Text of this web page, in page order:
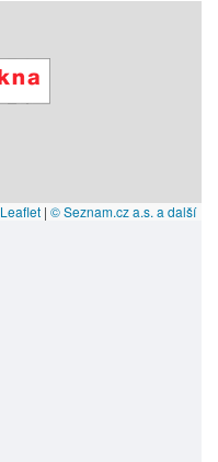
Leaflet | © Seznam.cz a.s. a další